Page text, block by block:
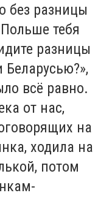
без разницы
тебя
разницы
всё равно.
от нас,
на
ходила на
потом